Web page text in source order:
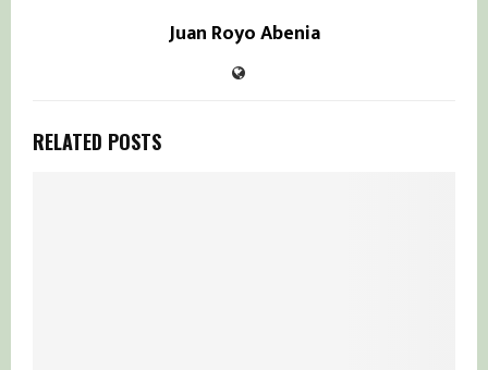
Juan Royo Abenia
RELATED POSTS